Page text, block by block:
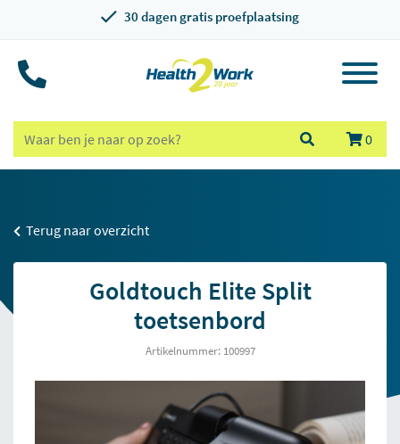
30 dagen gratis proefplaatsing
0
Terug naar overzicht
Goldtouch Elite Split
toetsenbord
Artikelnummer: 100997